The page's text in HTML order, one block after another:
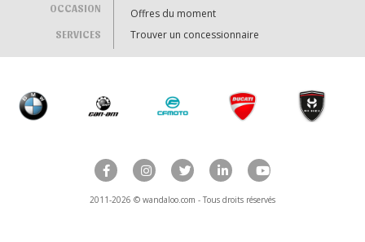
OCCASION
SERVICES
Offres du moment
Trouver un concessionnaire
2011-2026 © wandaloo.com - Tous droits réservés